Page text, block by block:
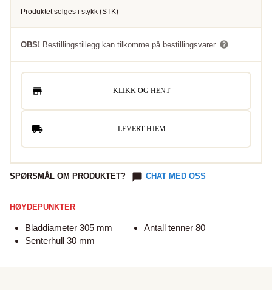
Produktet selges i stykk (STK)
OBS! Bestillingstillegg kan tilkomme på bestillingsvarer
KLIKK OG HENT
LEVERT HJEM
SPØRSMÅL OM PRODUKTET? CHAT MED OSS
HØYDEPUNKTER
Bladdiameter 305 mm
Senterhull 30 mm
Antall tenner 80